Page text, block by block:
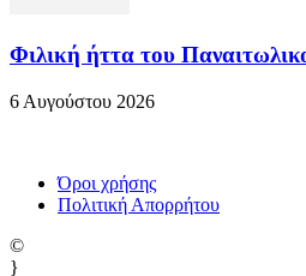
Φιλική ήττα του
6 Αυγούστου 2026
Όροι χρήσης
Πολιτική Απορρήτου
©
}